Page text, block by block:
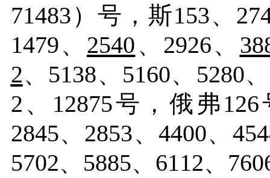
71483）号，斯153、
1479、 2540 、 2926、
2、 5138、5160、5280
2、12875号，俄弗
2845、2853、4400、
5702、5885、6112、